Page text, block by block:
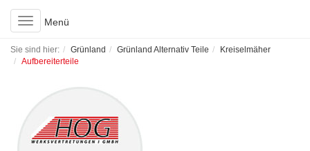
Toggle
navigation
Menü
Sie sind hier: Grünland Grünland Alternativ Teile
Kreiselmäher
Aufbereiterteile